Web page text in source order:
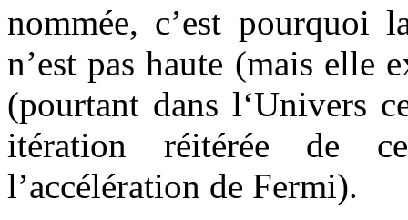
nommée, c’est pourquoi
n’est pas haute (mais
(pourtant dans l‘Univers
itération réitérée de
l’accélération de Fermi).